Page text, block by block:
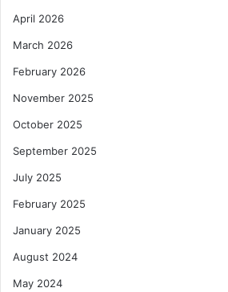
April 2026
March 2026
February 2026
November 2025
October 2025
September 2025
July 2025
February 2025
January 2025
August 2024
May 2024